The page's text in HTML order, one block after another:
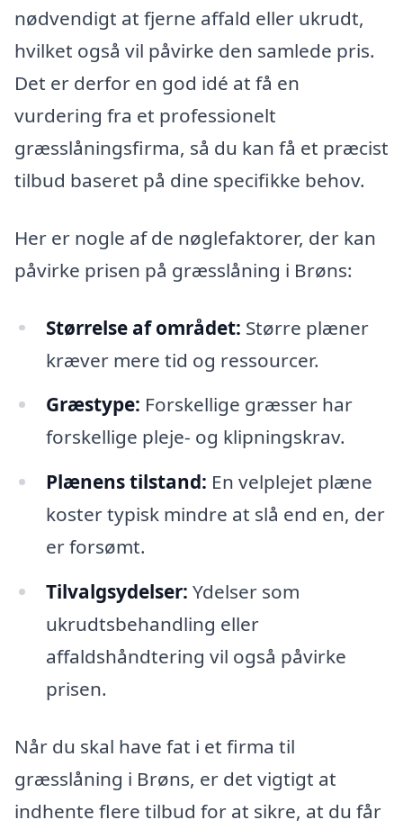
nødvendigt at fjerne affald eller ukrudt,
hvilket også vil påvirke den samlede pris.
Det er derfor en god idé at få en
vurdering fra et professionelt
græsslåningsfirma, så du kan få et præcist
tilbud baseret på dine specifikke behov.
Her er nogle af de nøglefaktorer, der kan
påvirke prisen på græsslåning i Brøns:
Størrelse af området: Større plæner
kræver mere tid og ressourcer.
Græstype: Forskellige græsser har
forskellige pleje- og klipningskrav.
Plænens tilstand: En velplejet plæne
koster typisk mindre at slå end en, der
er forsømt.
Tilvalgsydelser: Ydelser som
ukrudtsbehandling eller
affaldshåndtering vil også påvirke
prisen.
Når du skal have fat i et firma til
græsslåning i Brøns, er det vigtigt at
indhente flere tilbud for at sikre, at du får